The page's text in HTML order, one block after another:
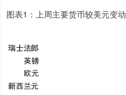
图表1：上周主要货币较美元变动